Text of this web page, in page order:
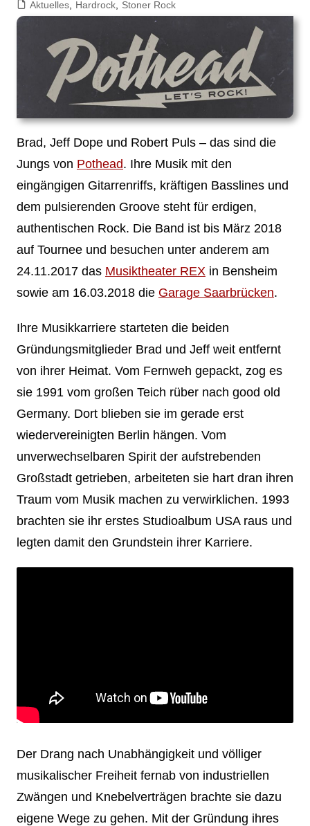
Aktuelles, Hardrock, Stoner Rock
Brad, Jeff Dope und Robert Puls – das sind die
Jungs von Pothead. Ihre Musik mit den
eingängigen Gitarrenriffs, kräftigen Basslines und
dem pulsierenden Groove steht für erdigen,
authentischen Rock. Die Band ist bis März 2018
auf Tournee und besuchen unter anderem am
24.11.2017 das Musiktheater REX in Bensheim
sowie am 16.03.2018 die Garage Saarbrücken.
Ihre Musikkarriere starteten die beiden
Gründungsmitglieder Brad und Jeff weit entfernt
von ihrer Heimat. Vom Fernweh gepackt, zog es
sie 1991 vom großen Teich rüber nach good old
Germany. Dort blieben sie im gerade erst
wiedervereinigten Berlin hängen. Vom
unverwechselbaren Spirit der aufstrebenden
Großstadt getrieben, arbeiteten sie hart dran ihren
Traum vom Musik machen zu verwirklichen. 1993
brachten sie ihr erstes Studioalbum USA raus und
legten damit den Grundstein ihrer Karriere.
Der Drang nach Unabhängigkeit und völliger
musikalischer Freiheit fernab von industriellen
Zwängen und Knebelverträgen brachte sie dazu
eigene Wege zu gehen. Mit der Gründung ihres